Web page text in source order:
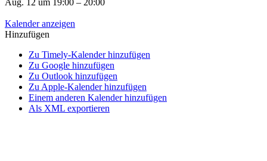
Kalender anzeigen
Hinzufügen
Zu Timely-Kalender hinzufügen
Zu Google hinzufügen
Zu Outlook hinzufügen
Zu Apple-Kalender hinzufügen
Einem anderen Kalender hinzufügen
Als XML exportieren